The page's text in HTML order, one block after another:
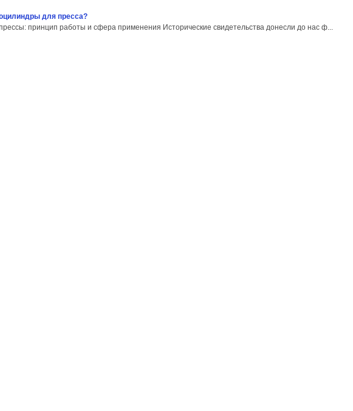
для пресса?
принцип работы и сфера применения Исторические свидетельства донесли до нас ф...